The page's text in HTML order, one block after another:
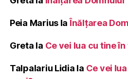
Peia Marius laÎnălţarea
Greta la Ce vei lua cu tine
Talpalariu Lidia la Ce vei